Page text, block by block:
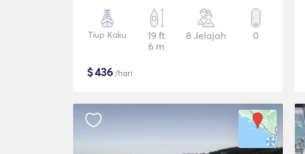
Tiup Kaku
19 ft
6 m
8 Jelajah 0
$436/hari